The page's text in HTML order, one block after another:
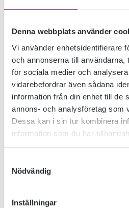
Denna webbplats använder
Vi använder enhetsidentifierare
och annonserna till användarna,
för sociala medier och
vidarebefordrar även sådana
information från din enhet till de
annons- och analysföretag som
Dessa kan i sin tur kombinera
information som du har
Nödvändig
Inställningar